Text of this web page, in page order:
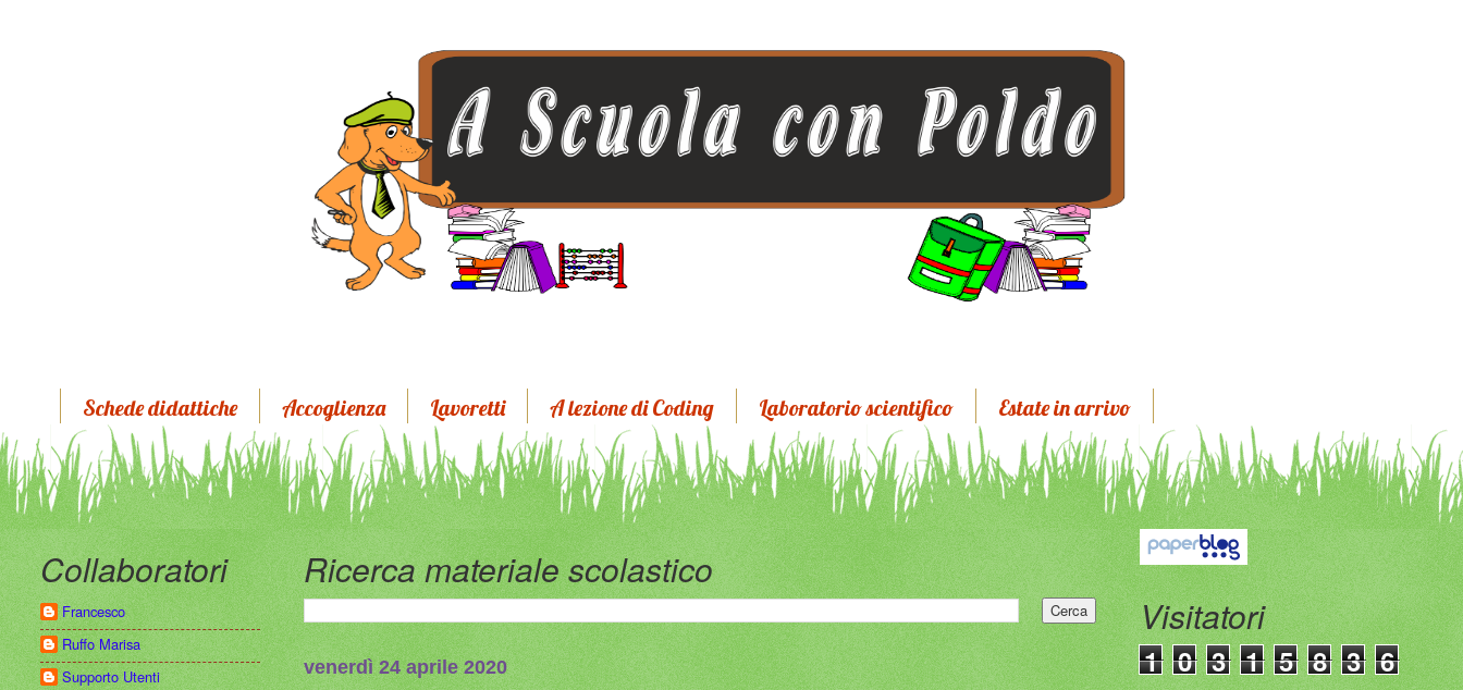
Schede didattiche Accoglienza Lavoretti A lezione di Coding Laboratorio scientifico Estate in arrivo
Ricerca materiale scolastico
venerdì 24 aprile 2020
Collaboratori
Francesco
Ruffo Marisa
Supporto Utenti
Visitatori
1 0 3 1 5 8 3 6